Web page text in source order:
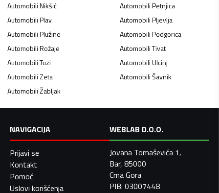
AutomobiliNikšić AutomobiliPetnjica
AutomobiliPlav AutomobiliPljevlja
AutomobiliPlužine AutomobiliPodgorica
AutomobiliRožaje AutomobiliTivat
AutomobiliTuzi AutomobiliUlcinj
AutomobiliZeta AutomobiliŠavnik
AutomobiliŽabljak
NAVIGACIJA
Prijavi se
Kontakt
Pomoć
Uslovi korišćenja
WEBLAB D.O.O.
Jovana Tomaševića 1,
Bar, 85000
Crna Gora
PIB: 03007448